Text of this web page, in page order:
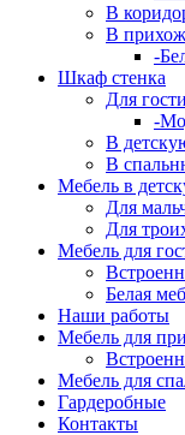
В
В
-
Шкаф стенка
Для
-
В
В
Мебель в
Для
Для
Мебель для
Белая
Наши работы
Мебель для
Мебель для
Гардеробные
Контакты